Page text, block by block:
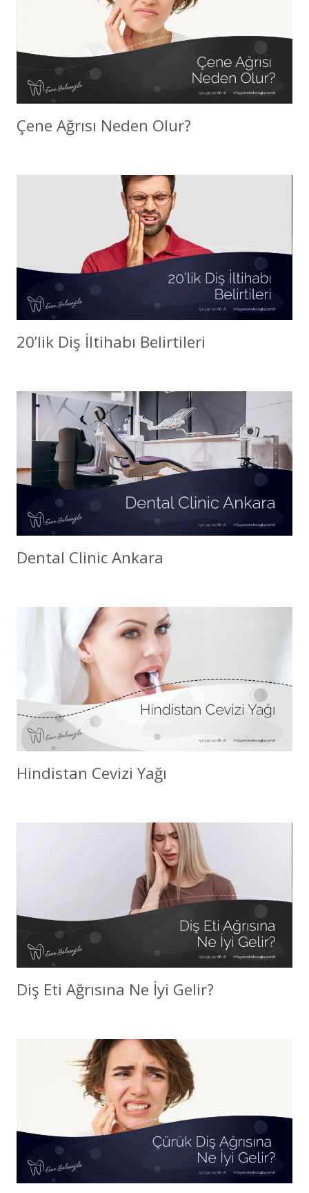
Çene Ağrısı Neden Olur?
20’lik Diş İltihabı Belirtileri
Dental Clinic Ankara
Hindistan Cevizi Yağı
Diş Eti Ağrısına Ne İyi Gelir?